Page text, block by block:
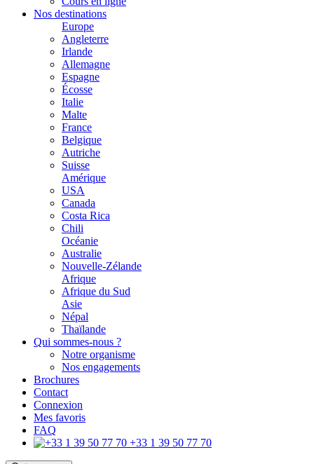
Nos destinations
Europe
Angleterre
Irlande
Allemagne
Espagne
Écosse
Italie
Malte
France
Belgique
Autriche
Suisse
Amérique
USA
Canada
Costa Rica
Chili
Océanie
Australie
Nouvelle-Zélande
Afrique
Afrique du Sud
Asie
Népal
Thaïlande
Qui sommes-nous ?
Notre organisme
Nos engagements
Brochures
Contact
Connexion
Mes favoris
FAQ
+33 1 39 50 77 70